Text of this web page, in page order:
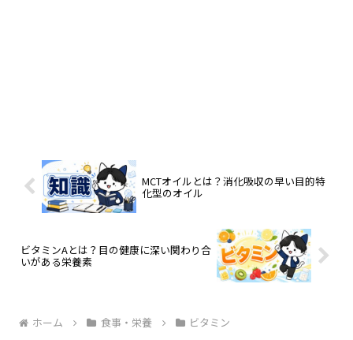
MCTオイルとは？消化吸収の早い目的特
化型のオイル
ビタミンAとは？目の健康に深い関わり合
いがある栄養素
ホーム 食事・栄養 ビタミン